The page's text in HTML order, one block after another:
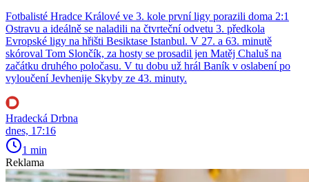
Fotbalisté Hradce Králové ve 3. kole první ligy porazili doma 2:1
Ostravu a ideálně se naladili na čtvrteční odvetu 3. předkola
Evropské ligy na hřišti Besiktase Istanbul. V 27. a 63. minutě
skóroval Tom Slončík, za hosty se prosadil jen Matěj Chaluš na
začátku druhého poločasu. V tu dobu už hrál Baník v oslabení po
vyloučení Jevhenije Skyby ze 43. minuty.
Hradecká Drbna
dnes, 17:16
1 min
Reklama